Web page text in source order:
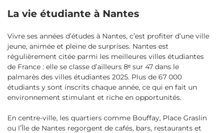
La vie étudiante à Nantes
Vivre ses années d’études à Nantes, c’est profiter d’une ville
jeune, animée et pleine de surprises. Nantes est
régulièrement citée parmi les meilleures villes étudiantes
de France : elle se classe d’ailleurs 8ᵉ sur 47 dans le
palmarès des villes étudiantes 2025. Plus de 67 000
étudiants y sont inscrits chaque année, ce qui en fait un
environnement stimulant et riche en opportunités.
En centre-ville, les quartiers comme Bouffay, Place Graslin
ou l’Île de Nantes regorgent de cafés, bars, restaurants et